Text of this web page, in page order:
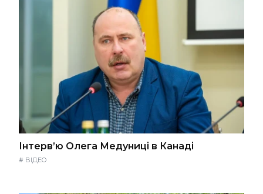
Інтерв’ю Олега Медуниці в Канаді
# ВІДЕО